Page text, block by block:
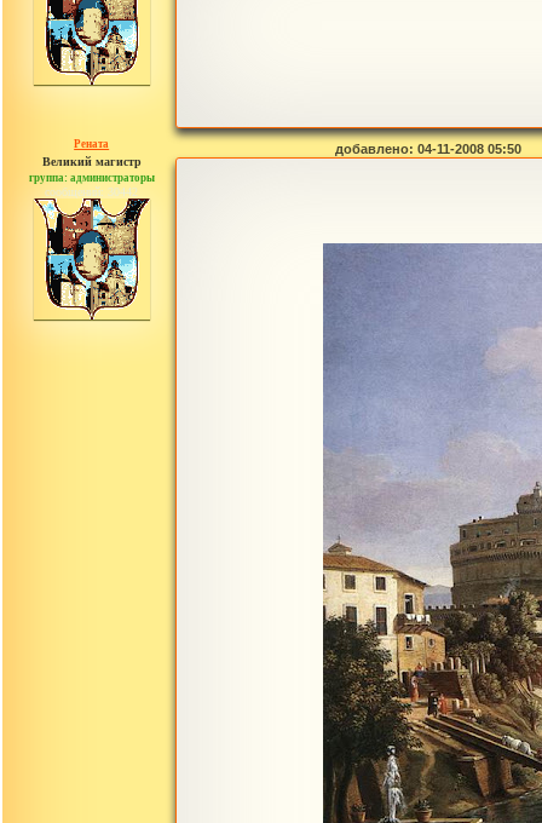
Рената
Великий магистр
группа: администраторы
сообщений: 30442
добавлено: 04-11-2008 05:50